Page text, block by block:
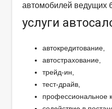
автомобилей ведущих
услуги
автокредитование,
автострахование,
трейд-ин,
тест-драйв,
профессиональное